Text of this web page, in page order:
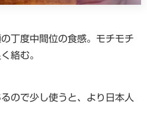
丁度中間位の食感。モチモチ
絡む。
ので少し使うと、より日本人